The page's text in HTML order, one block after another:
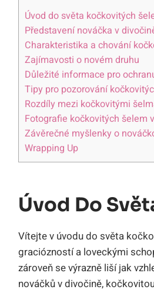
Úvod do světa kočkovitých
Představení nováčka v
Charakteristika a chování
Zajímavosti o novém druhu
Důležité informace pro
Tipy pro pozorování
Rozdíly mezi kočkovitými
Fotografie kočkovitých šelem
Závěrečné myšlenky o
Wrapping Up
Úvod Do
Vítejte v úvodu do světa
graciózností a loveckými
zároveň se výrazně liší jak
nováčků v divočině,